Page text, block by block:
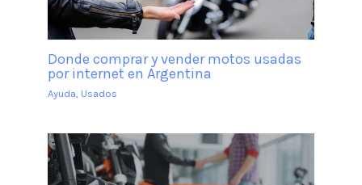
Donde comprar y vender motos usadas
por internet en Argentina
Ayuda Usados